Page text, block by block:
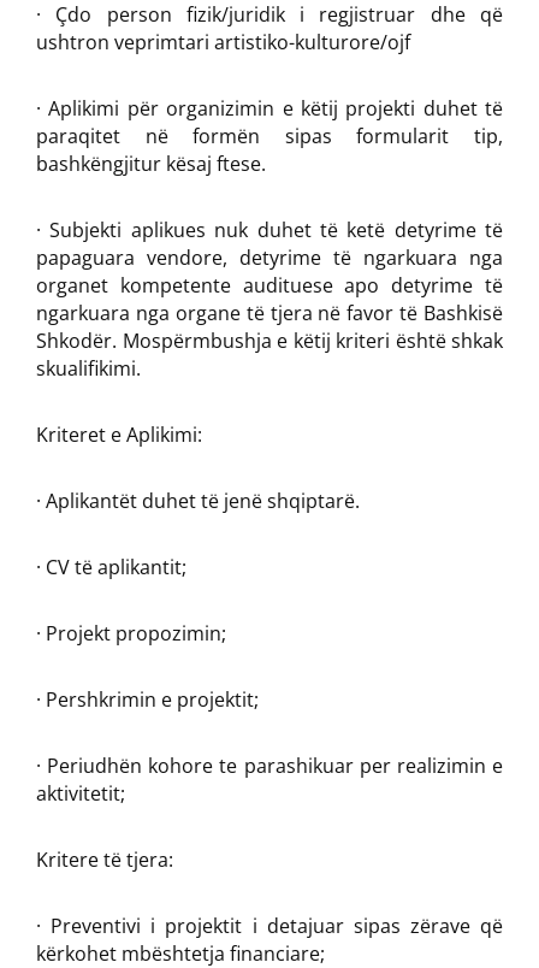
· Çdo person fizik/juridik i regjistruar dhe që
ushtron veprimtari artistiko-kulturore/ojf
· Aplikimi për organizimin e këtij projekti duhet të
paraqitet në formën sipas formularit tip,
bashkëngjitur kësaj ftese.
· Subjekti aplikues nuk duhet të ketë detyrime të
papaguara vendore, detyrime të ngarkuara nga
organet kompetente audituese apo detyrime të
ngarkuara nga organe të tjera në favor të Bashkisë
Shkodër. Mospërmbushja e këtij kriteri është shkak
skualifikimi.
Kriteret e Aplikimi:
· Aplikantët duhet të jenë shqiptarë.
· CV të aplikantit;
· Projekt propozimin;
· Pershkrimin e projektit;
· Periudhën kohore te parashikuar per realizimin e
aktivitetit;
Kritere të tjera:
· Preventivi i projektit i detajuar sipas zërave që
kërkohet mbështetja financiare;